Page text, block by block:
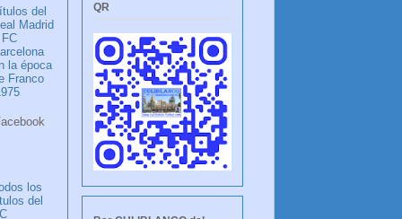
del
Madrid
la época
Franco
los
del
QR